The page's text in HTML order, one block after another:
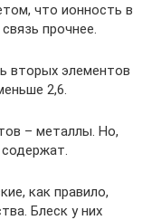
что ионность в
прочнее.
вторых элементов
2,6.
– металлы. Но,
как правило,
Блеск у них